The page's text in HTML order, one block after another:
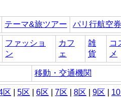
テーマ&旅ツアー パリ行航空券
ファッショ
ン
カフ
ェ
雑
貨
コ
メ
移動・交通機関
区 5区 6区 7区 8区 9区